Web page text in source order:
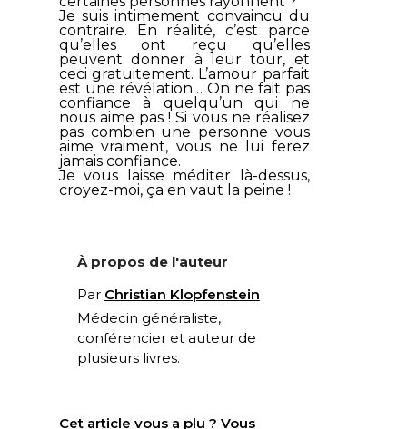
Je suis intimement convaincu du
contraire. En réalité, c’est parce
qu’elles ont reçu qu’elles
peuvent donner à leur tour, et
ceci gratuitement. L’amour parfait
est une révélation… On ne fait pas
confiance à quelqu’un qui ne
nous aime pas ! Si vous ne réalisez
pas combien une personne vous
aime vraiment, vous ne lui ferez
jamais confiance.
Je vous laisse méditer là-dessus,
croyez-moi, ça en vaut la peine !
À propos de l'auteur
Par Christian Klopfenstein
Médecin généraliste,
conférencier et auteur de
plusieurs livres.
Cet article vous a plu ? Vous